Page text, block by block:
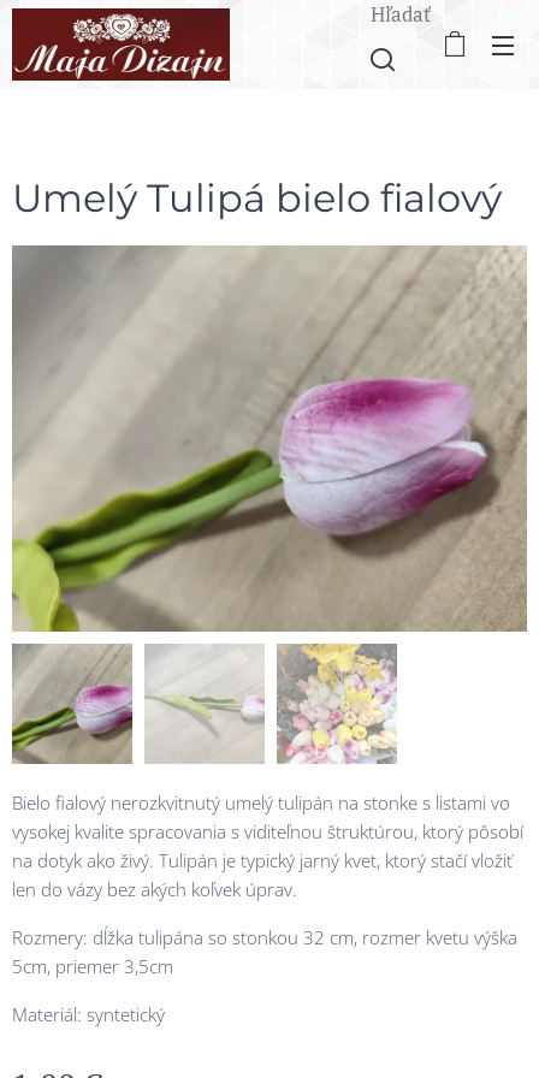
Hľadať
Umelý Tulipá bielo fialový
Bielo fialový nerozkvitnutý umelý tulipán na stonke s listami vo
vysokej kvalite spracovania s viditeľnou štruktúrou, ktorý pôsobí
na dotyk ako živý. Tulipán je typický jarný kvet, ktorý stačí vložiť
len do vázy bez akých koľvek úprav.
Rozmery: dĺžka tulipána so stonkou 32 cm, rozmer kvetu výška
5cm, priemer 3,5cm
Materiál: syntetický